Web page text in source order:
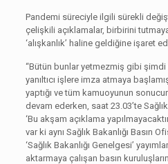
Pandemi süreciyle ilgili sürekli
çelişkili açıklamalar, birbirini
‘alışkanlık’ haline geldiğine işaret
“Bütün bunlar yetmezmiş gibi şimdi
yanıltıcı işlere imza atmaya
yaptığı ve tüm kamuoyunun
devam ederken, saat 23.03’te
‘Bu akşam açıklama
var ki aynı Sağlık Bakanlığı Basın
‘Sağlık Bakanlığı Genelgesi’
aktarmaya çalışan basın